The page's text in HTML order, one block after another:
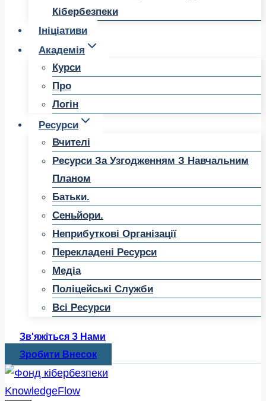
Кібербезпеки
Ініціативи
Академія
Курси
Про
Логін
Ресурси
Вчителі
Ресурси За Узгодженням З Навчальним
Планом
Батьки.
Сеньйори.
Неприбуткові Організації
Перекладені Ресурси
Медіа
Поліцейські Служби
Всі Ресурси
Зв'яжіться З Нами
Зробити Внесок